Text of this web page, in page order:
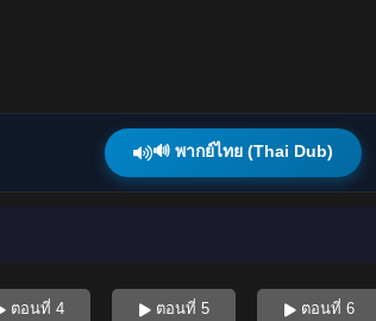
🔊 พากย์ไทย (Thai Dub)
ตอนที่ 4 ตอนที่ 5 ตอนที่ 6